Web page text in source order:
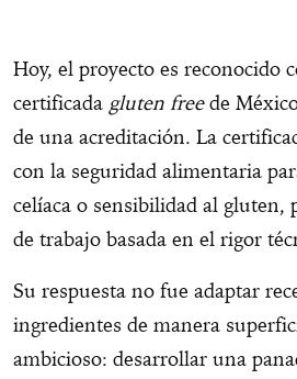
Hoy, el proyecto es reconocido
certificada gluten freede
de una acreditación. La
con la seguridad alimentaria
celíaca o sensibilidad al
de trabajo basada en el rigor
Su respuesta no fue adaptar
ingredientes de manera
ambicioso: desarrollar una